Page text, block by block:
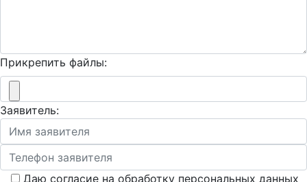
Прикрепить файлы:
Заявитель:
Даю согласие на обработку персональных данных